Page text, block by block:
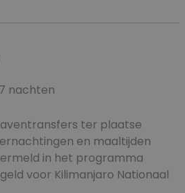
nachten
ter plaatse
en maaltijden
in het programma
voor Kilimanjaro Nationaal